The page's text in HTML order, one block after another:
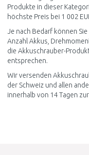
Produkte in dieser
höchste Preis bei 1 002
Je nach Bedarf können
Anzahl Akkus,
die Akkuschrauber-
entsprechen.
Wir versenden
der Schweiz und allen
innerhalb von 14 Tagen